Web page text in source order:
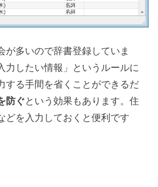
が多いので辞書登録していま
力したい情報」というルールに
する手間を省くことができるだ
防ぐ という効果もあります。住
どを入力しておくと便利です